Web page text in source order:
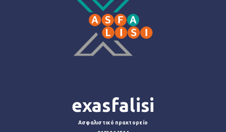
exasfalisi
Ασφαλιστικό πρακτορείο